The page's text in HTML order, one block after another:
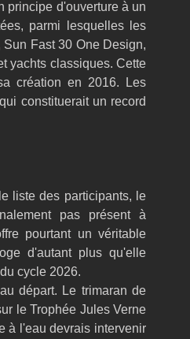
principe d'ouverture à un
parmi lesquelles les
Fast 30 One Design,
yachts classiques. Cette
création en 2016. Les
constituerait un record
liste des participants, le
pas présent à
pourtant un véritable
d'autant plus qu'elle
cycle 2026.
départ. Le trimaran de
le Trophée Jules Verne
à l'eau devrais intervenir